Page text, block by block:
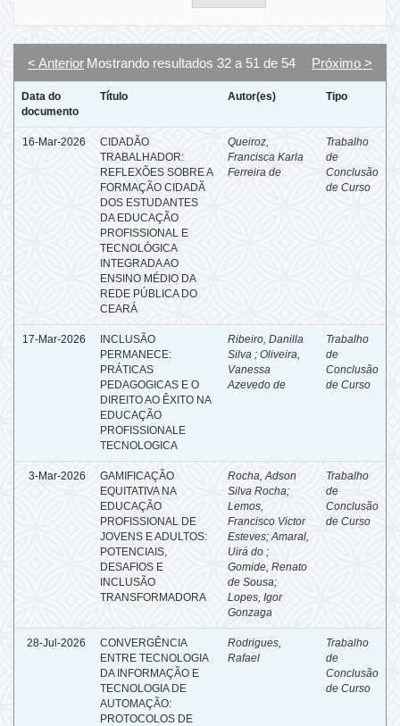
Mostrando resultados 32 a 51 de 54
< Anterior Próximo >
Data do
documento
Título Autor(es) Tipo
16-Mar-2026
CIDADÃO
TRABALHADOR:
REFLEXÕES SOBRE A
FORMAÇÃO CIDADÃ
DOS ESTUDANTES
DA EDUCAÇÃO
PROFISSIONAL E
TECNOLÓGICA
INTEGRADA AO
ENSINO MÉDIO DA
REDE PÚBLICA DO
CEARÁ
Queiroz,
Francisca Karla
Ferreira de
Trabalho
de
Conclusão
de Curso
17-Mar-2026
INCLUSÃO
PERMANECE:
PRÁTICAS
PEDAGOGICAS E O
DIREITO AO ÊXITO NA
EDUCAÇÃO
PROFISSIONALE
TECNOLOGICA
Ribeiro, Danilla
Silva ; Oliveira,
Vanessa
Azevedo de
Trabalho
de
Conclusão
de Curso
3-Mar-2026
GAMIFICAÇÃO
EQUITATIVA NA
EDUCAÇÃO
PROFISSIONAL DE
JOVENS E ADULTOS:
POTENCIAIS,
DESAFIOS E
INCLUSÃO
TRANSFORMADORA
Rocha, Adson
Silva Rocha;
Lemos,
Francisco Victor
Esteves; Amaral,
Uirá do ;
Gomide, Renato
de Sousa;
Lopes, Igor
Gonzaga
Trabalho
de
Conclusão
de Curso
28-Jul-2026
CONVERGÊNCIA
ENTRE TECNOLOGIA
DA INFORMAÇÃO E
TECNOLOGIA DE
AUTOMAÇÃO:
PROTOCOLOS DE
Rodrigues,
Rafael
Trabalho
de
Conclusão
de Curso